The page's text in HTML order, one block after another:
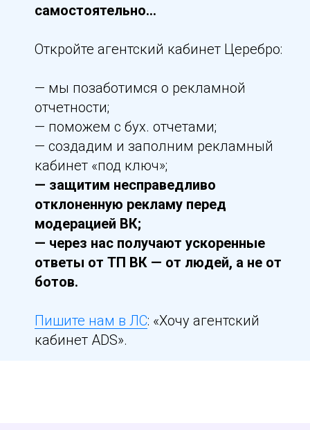
самостоятельно...
Откройте агентский кабинет Церебро:
— мы позаботимся о рекламной
отчетности;
— поможем с бух. отчетами;
— создадим и заполним рекламный
кабинет «под ключ»;
— защитим несправедливо
отклоненную рекламу перед
модерацией ВК;
— через нас получают ускоренные
ответы от ТП ВК — от людей, а не от
ботов.
Пишите нам в ЛС: «Хочу агентский
кабинет ADS».